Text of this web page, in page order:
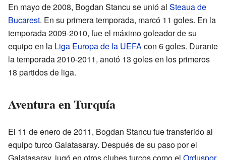
En mayo de 2008, Bogdan Stancu se unió al Steaua de
Bucarest. En su primera temporada, marcó 11 goles. En la
temporada 2009-2010, fue el máximo goleador de su
equipo en la Liga Europa de la UEFAcon 6 goles. Durante
la temporada 2010-2011, anotó 13 goles en los primeros
18 partidos de liga.
Aventura en Turquía
El 11 de enero de 2011, Bogdan Stancu fue transferido al
equipo turco Galatasaray. Después de su paso por el
Galatasaray, jugó en otros clubes turcos como el Orduspor,